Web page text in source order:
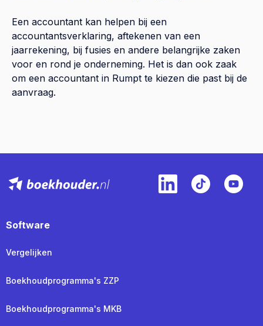
Een accountant kan helpen bij een
accountantsverklaring, aftekenen van een
jaarrekening, bij fusies en andere belangrijke zaken
voor en rond je onderneming. Het is dan ook zaak
om een accountant in Rumpt te kiezen die past bij de
aanvraag.
Software
Vergelijken
Boekhoudprogramma's ZZP
Boekhoudprogramma's MKB